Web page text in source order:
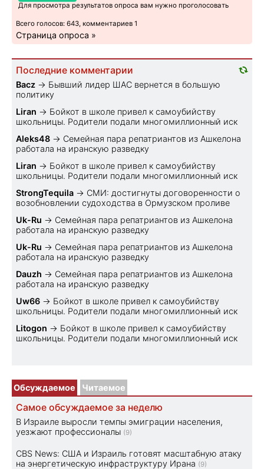
Для просмотра результатов опроса вам нужно проголосовать
Всего голосов: 643, комментариев 1
Страница опроса »
Последние комментарии
Bacz → Бывший лидер ШАС вернется в большую
политику
Liran → Бойкот в школе привел к самоубийству
школьницы. Родители подали многомиллионный иск
Aleks48 → Семейная пара репатриантов из Ашкелона
работала на иранскую разведку
Liran → Бойкот в школе привел к самоубийству
школьницы. Родители подали многомиллионный иск
StrongTequila → СМИ: достигнуты договоренности о
возобновлении судоходства в Ормузском проливе
Uk-Ru → Семейная пара репатриантов из Ашкелона
работала на иранскую разведку
Uk-Ru → Семейная пара репатриантов из Ашкелона
работала на иранскую разведку
Dauzh → Семейная пара репатриантов из Ашкелона
работала на иранскую разведку
Uw66 → Бойкот в школе привел к самоубийству
школьницы. Родители подали многомиллионный иск
Litogon → Бойкот в школе привел к самоубийству
школьницы. Родители подали многомиллионный иск
Обсуждаемое Читаемое
Самое обсуждаемое за неделю
В Израиле выросли темпы эмиграции населения,
уезжают профессионалы (9)
CBS News: США и Израиль готовят масштабную атаку
на энергетическую инфраструктуру Ирана (9)